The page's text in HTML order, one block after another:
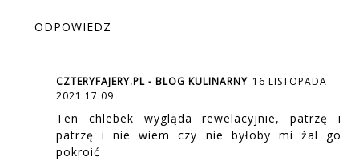
ODPOWIEDZ
CZTERYFAJERY.PL - BLOG KULINARNY 16 LISTOPADA
2021 17:09
Ten chlebek wygląda rewelacyjnie, patrzę i
patrzę i nie wiem czy nie byłoby mi żal go
pokroić